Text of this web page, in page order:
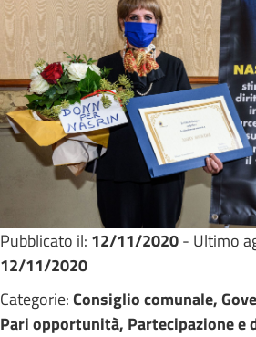
Pubblicato il: 12/11/2020- Ultimo
12/11/2020
Categorie:Consiglio comunale,
Pari opportunità, Partecipazione e